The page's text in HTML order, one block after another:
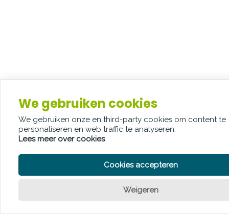
We gebruiken cookies
We gebruiken onze en third-party cookies om content te
personaliseren en web traffic te analyseren.
Lees meer over cookies
Cookies accepteren
Weigeren